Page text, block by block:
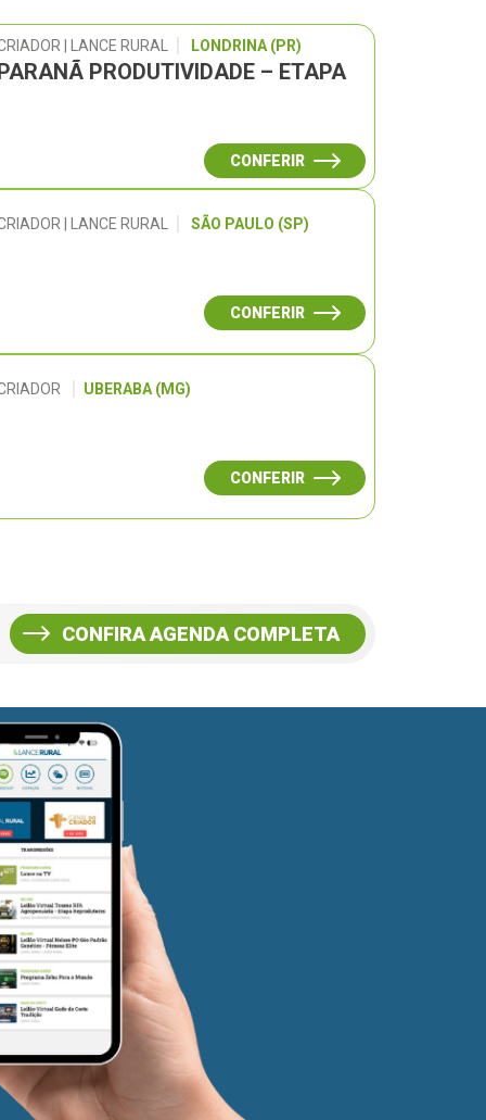
| LANCE RURAL LONDRINA (PR)
PRODUTIVIDADE – ETAPA
CONFERIR
| LANCE RURAL SÃO PAULO (SP)
CONFERIR
UBERABA (MG)
CONFERIR
CONFIRA AGENDA COMPLETA